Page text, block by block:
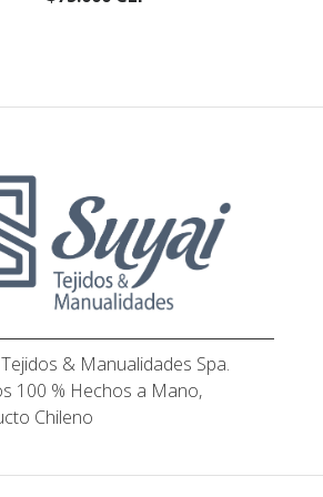
& Manualidades Spa.
100 % Hechos a Mano,
Chileno